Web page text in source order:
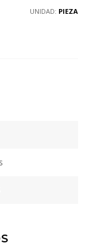
UNIDAD: PIEZA